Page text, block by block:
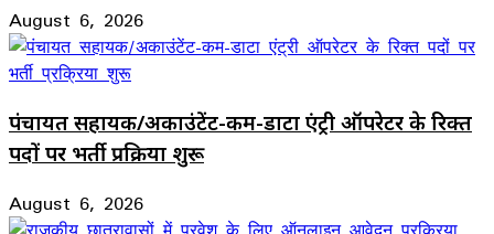
August 6, 2026
पंचायत सहायक/अकाउंटेंट-कम-डाटा एंट्री ऑपरेटर के रिक्त
पदों पर भर्ती प्रक्रिया शुरू
August 6, 2026